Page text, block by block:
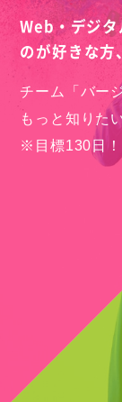
Web・デジ
のが好きな方
チーム「バー
もっと知りた
※目標130日！